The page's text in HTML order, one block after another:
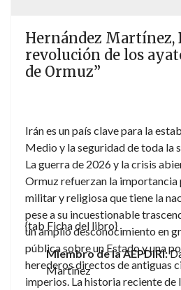
Hernández Martínez,
revolución de los
de Ormuz”
Irán es un país clave para la
Medio y la seguridad de toda la
La guerra de 2026 y la crisis
Ormuz refuerzan la
militar y religiosa que tiene la
pese a su incuestionable
un amplio desconocimiento en
pública sobre un Estado y una
herederos directos de antiguas
imperios. La historia reciente de
{tab Ficha del libro}
Miembro de la AEPDIRI:
Martínez